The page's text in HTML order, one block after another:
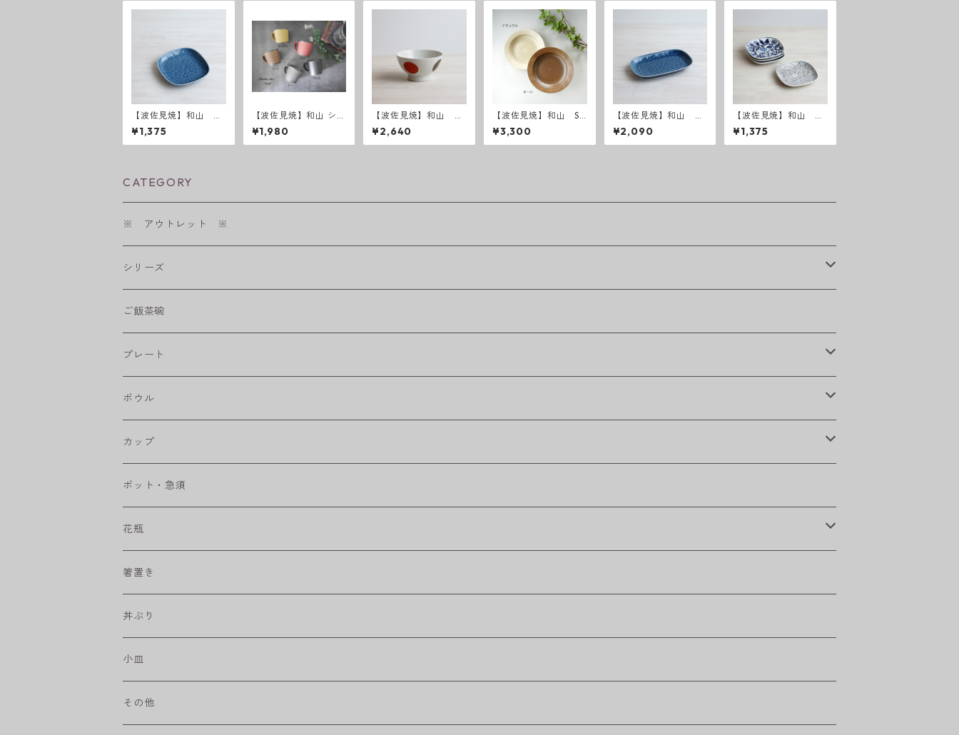
【波佐見焼】和山 レ
リーフ・フラワーパレ
ード取皿 うす瑠璃
¥1,375
【波佐見焼】和山 シャ
ビー KKマグカップ
¥1,980
【波佐見焼】和山 丸
紋 広東丼 小 - 赤 -
¥2,640
【波佐見焼】和山 Sh
abby chic style カレ
ー皿
¥3,300
【波佐見焼】和山 レ
リーフ・フラワーパレ
ード長皿 うす瑠璃
¥2,090
【波佐見焼】和山 フ
ラワーパレード取皿
¥1,375
CATEGORY
※ アウトレット ※
シリーズ
shabby chic style
フラワーパレード
八角シリーズ
RONDE
ベベルボウル
プリーツ
藍駒
ワビカップ
ハンディ小皿
和ミモザ
ご飯茶碗
プレート
楕円皿
丸皿
長皿
角皿
取皿
盛皿
カレー＆パスタ皿
ボウル
大鉢
中鉢
小鉢
カップ
カップ
マグカップ
フリーカップ
そば猪口
ポット・急須
花瓶
水差し
箸置き
丼ぶり
小皿
その他